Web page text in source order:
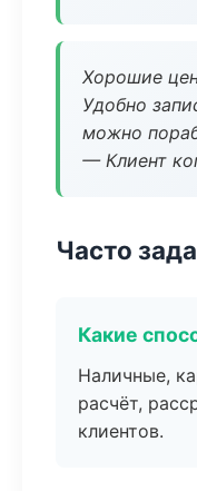
Хорошие
Удобно
можно
— Клиент
Часто
Какие
Наличные,
расчёт,
клиентов.